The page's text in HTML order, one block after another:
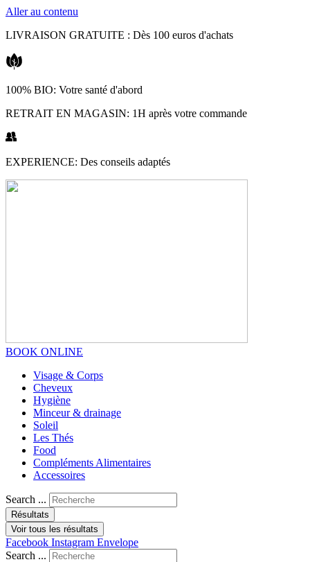
Aller au contenu
LIVRAISON GRATUITE : Dès 100 euros d'achats
100% BIO: Votre santé d'abord
RETRAIT EN MAGASIN: 1H après votre commande
EXPERIENCE: Des conseils adaptés
BOOK ONLINE
Visage & Corps
Cheveux
Hygiène
Minceur & drainage
Soleil
Les Thés
Food
Compléments Alimentaires
Accessoires
Search ...
Résultats
Voir tous les résultats
Facebook Instagram Envelope
Search ...